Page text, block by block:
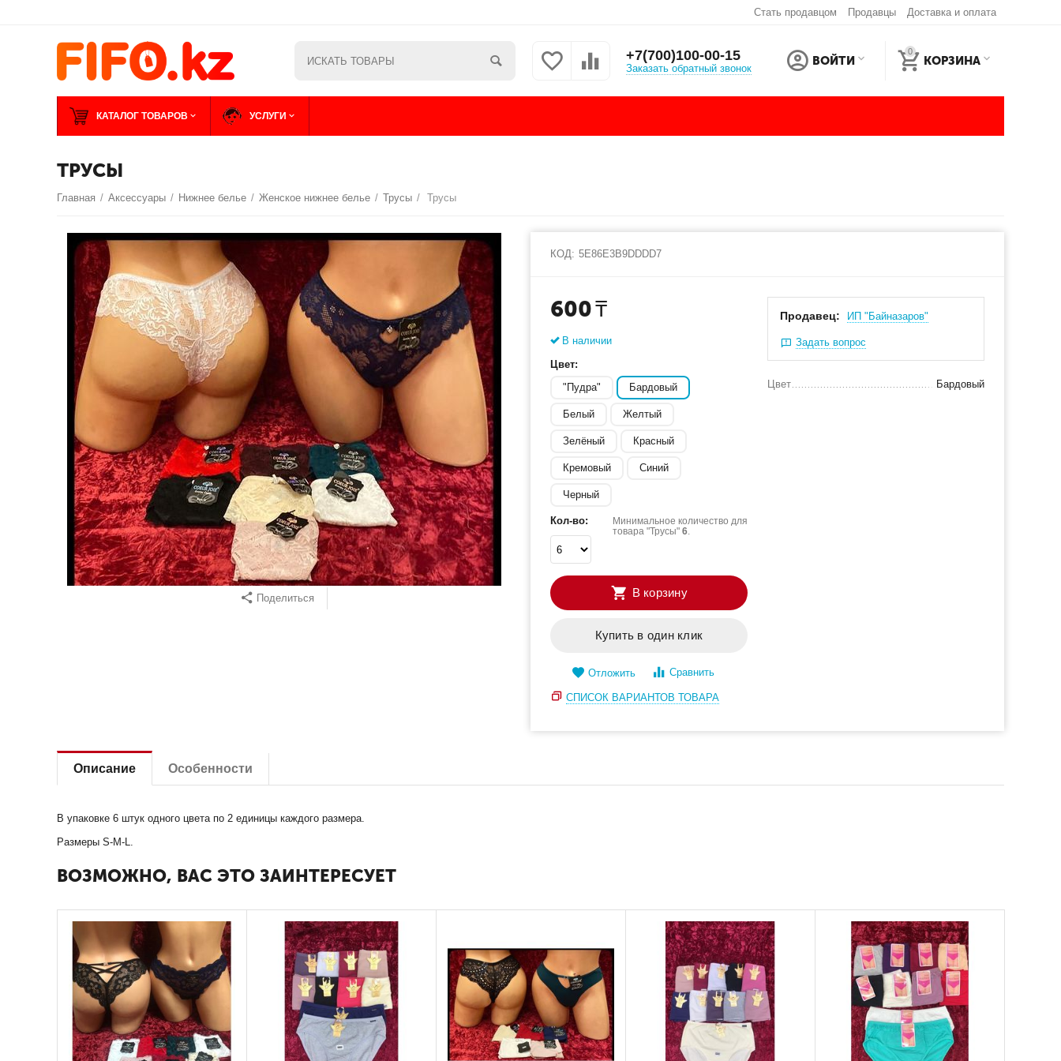
Стать продавцом Продавцы Доставка и оплата
+7(700)100-00-15
Заказать обратный звонок
ВОЙТИ
0
КОРЗИНА
КАТАЛОГ ТОВАРОВ УСЛУГИ
ТРУСЫ
Главная / Аксессуары / Нижнее белье / Женское нижнее белье / Трусы / Трусы
Поделиться
КОД: 5E86E3B9DDDD7
600 ₸
В наличии
Цвет:
"Пудра"
Бардовый
Белый Желтый
Зелёный Красный
Кремовый Синий
Черный
Кол-во:
Минимальное количество для
товара "Трусы" 6.
В корзину
Купить в один клик
Отложить Сравнить
Продавец: ИП "Байназаров"
Задать вопрос
Цвет Бардовый
СПИСОК ВАРИАНТОВ ТОВАРА
Описание Особенности
В упаковке 6 штук одного цвета по 2 единицы каждого размера.
Размеры S-M-L.
ВОЗМОЖНО, ВАС ЭТО ЗАИНТЕРЕСУЕТ